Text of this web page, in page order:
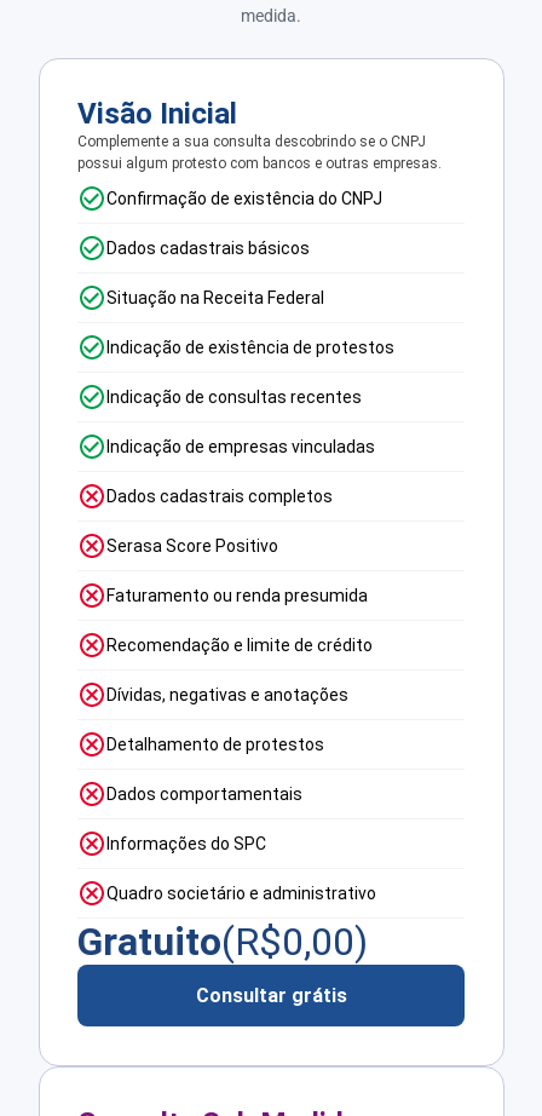
medida.
Visão Inicial
Complemente a sua consulta descobrindo se o CNPJ
possui algum protesto com bancos e outras empresas.
Confirmação de existência do CNPJ
Dados cadastrais básicos
Situação na Receita Federal
Indicação de existência de protestos
Indicação de consultas recentes
Indicação de empresas vinculadas
Dados cadastrais completos
Serasa Score Positivo
Faturamento ou renda presumida
Recomendação e limite de crédito
Dívidas, negativas e anotações
Detalhamento de protestos
Dados comportamentais
Informações do SPC
Quadro societário e administrativo
Gratuito(R$0,00)
Consultar grátis